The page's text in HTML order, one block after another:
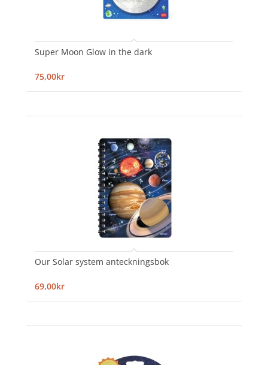
Super Moon Glow in the dark
75,00kr
Our Solar system anteckningsbok
69,00kr